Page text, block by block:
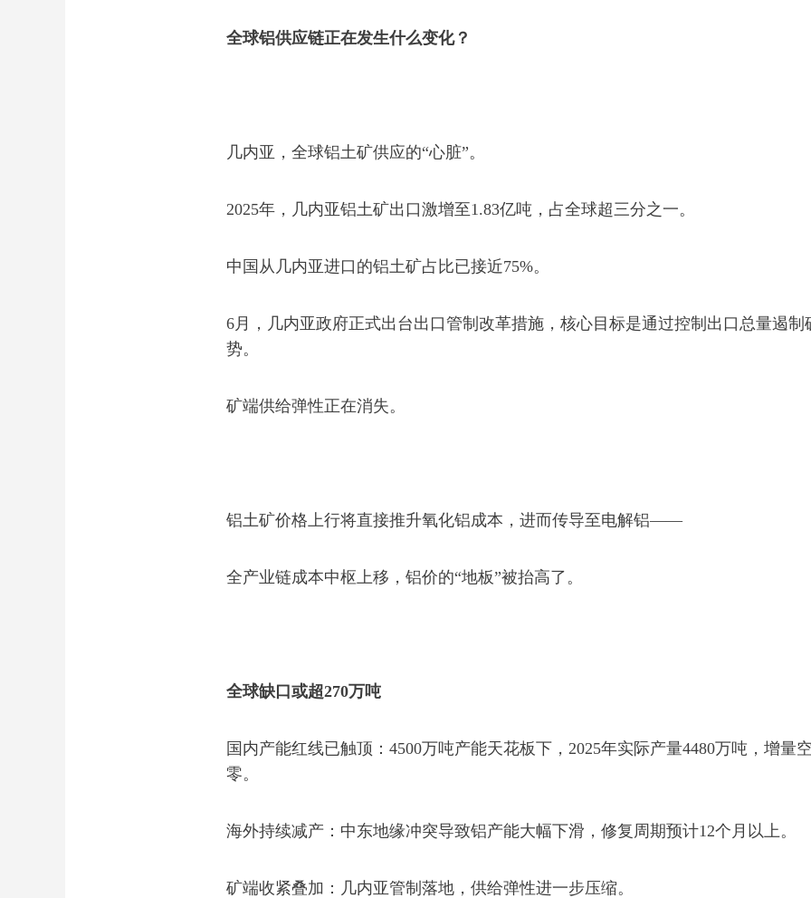
全球铝供应链正在发生什么变化？
几内亚，全球铝土矿供应的“心脏”。
2025年，几内亚铝土矿出口激增至1.83亿吨，占全球超三分之一。
中国从几内亚进口的铝土矿占比已接近75%。
6月，几内亚政府正式出台出口管制改革措施，核心目标是通过控制出口总量遏制
势。
矿端供给弹性正在消失。
铝土矿价格上行将直接推升氧化铝成本，进而传导至电解铝——
全产业链成本中枢上移，铝价的“地板”被抬高了。
全球缺口或超270万吨
国内产能红线已触顶：4500万吨产能天花板下，2025年实际产量4480万吨，增量
零。
海外持续减产：中东地缘冲突导致铝产能大幅下滑，修复周期预计12个月以上。
矿端收紧叠加：几内亚管制落地，供给弹性进一步压缩。